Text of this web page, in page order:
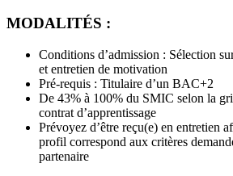
MODALITÉS :
Conditions d’admission : Sélection
et entretien de motivation
Pré-requis : Titulaire d’un BAC+2
De 43% à 100% du SMIC selon la
contrat d’apprentissage
Prévoyez d’être reçu(e) en entretien
profil correspond aux critères
partenaire